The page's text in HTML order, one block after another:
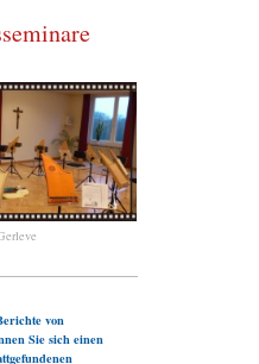
von
Sie sich einen